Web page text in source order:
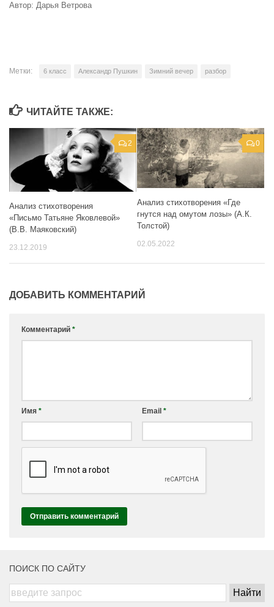
Автор: Дарья Ветрова
Метки: 6 класс Александр Пушкин Зимний вечер разбор
ЧИТАЙТЕ ТАКЖЕ:
2
Анализ стихотворения
«Письмо Татьяне Яковлевой»
(В.В. Маяковский)
23.12.2019
0
Анализ стихотворения «Где
гнутся над омутом лозы» (А.К.
Толстой)
02.05.2022
ДОБАВИТЬ КОММЕНТАРИЙ
Комментарий *
Имя * Email *
ПОИСК ПО САЙТУ